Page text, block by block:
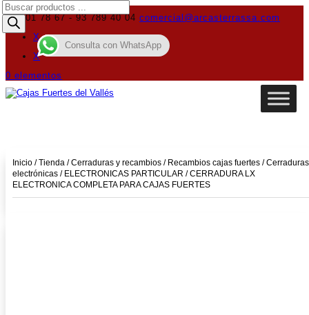
619 01 78 67 - 93 789 40 04 comercial@arcasterrassa.com
X
X
0 elementos
Búsqueda
de
productos
Inicio /Tienda /Cerraduras y recambios / Recambios cajas fuertes /Cerraduras
electrónicas / ELECTRONICAS PARTICULAR / CERRADURA LX
ELECTRONICA COMPLETA PARA CAJAS FUERTES
Consulta con WhatsApp